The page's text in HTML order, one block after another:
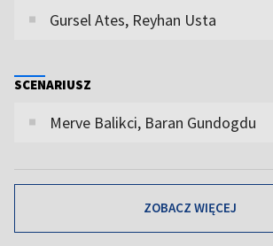
Gursel Ates, Reyhan Usta
SCENARIUSZ
Merve Balikci, Baran Gundogdu
ZOBACZ WIĘCEJ